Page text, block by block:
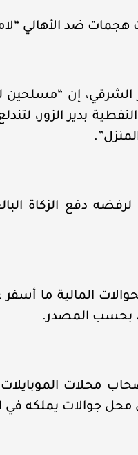
هجمات ضد الأهالي
الشرقي، إن “مسلحين
بدير الزور،
المالية ما
بحسب المصدر.
محلات الموبايلات
جوالات يملكه في